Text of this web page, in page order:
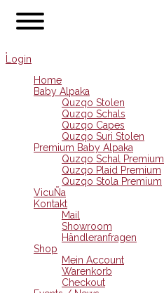
Login
Home
Baby Alpaka
Quzqo Stolen
Quzqo Schals
Quzqo Capes
Quzqo Suri Stolen
Premium Baby Alpaka
Quzqo Schal Premium
Quzqo Plaid Premium
Quzqo Stola Premium
VicuÑa
Kontakt
Mail
Showroom
Händleranfragen
Shop
Mein Account
Warenkorb
Checkout